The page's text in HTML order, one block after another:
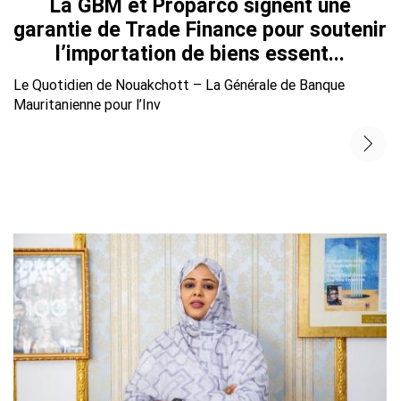
garantie de Trade Finance pour soutenir
l’importation de biens essent...
Le Quotidien de Nouakchott – La Générale de Banque
Mauritanienne pour l’Inv